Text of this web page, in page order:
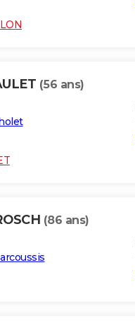
(56 ans)
(86 ans)